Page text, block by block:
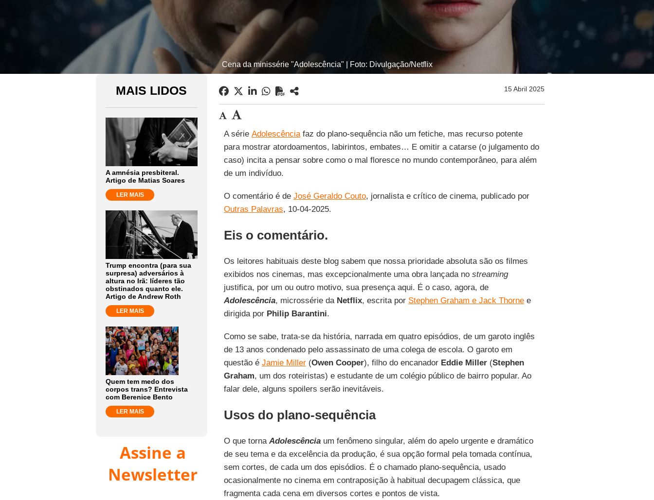
Cena da minissérie "Adolescência" | Foto: Divulgação/Netflix
MAIS LIDOS
A amnésia presbiteral.
Artigo de Matias Soares
LER MAIS
Trump encontra (para sua
surpresa) adversários à
altura no Irã: líderes tão
obstinados quanto ele.
Artigo de Andrew Roth
LER MAIS
Quem tem medo dos
corpos trans? Entrevista
com Berenice Bento
LER MAIS
Assine a
Newsletter
15 Abril 2025
A série Adolescênciafaz do plano-sequência não um fetiche, mas recurso potente
para mostrar atordoamentos, labirintos, embates… E omitir a catarse (o julgamento do
caso) incita a pensar sobre como o mal floresce no mundo contemporâneo, para além
de um indivíduo.
O comentário é de José Geraldo Couto, jornalista e crítico de cinema, publicado por
Outras Palavras, 10-04-2025.
Eis o comentário.
Os leitores habituais deste blog sabem que nossa prioridade absoluta são os filmes
exibidos nos cinemas, mas excepcionalmente uma obra lançada no streaming
justifica, por um ou outro motivo, sua presença aqui. É o caso, agora, de
Adolescência, microssérie da Netflix, escrita por Stephen Graham e Jack Thornee
dirigida por Philip Barantini.
Como se sabe, trata-se da história, narrada em quatro episódios, de um garoto inglês
de 13 anos condenado pelo assassinato de uma colega de escola. O garoto em
questão é Jamie Miller(Owen Cooper), filho do encanador Eddie Miller (Stephen
Graham, um dos roteiristas) e estudante de um colégio público de bairro popular. Ao
falar dele, alguns spoilers serão inevitáveis.
Usos do plano-sequência
O que torna Adolescência um fenômeno singular, além do apelo urgente e dramático
de seu tema e da excelência da produção, é sua opção formal pela tomada contínua,
sem cortes, de cada um dos episódios. É o chamado plano-sequência, usado
ocasionalmente no cinema em contraposição à habitual decupagem clássica, que
fragmenta cada cena em diversos cortes e pontos de vista.